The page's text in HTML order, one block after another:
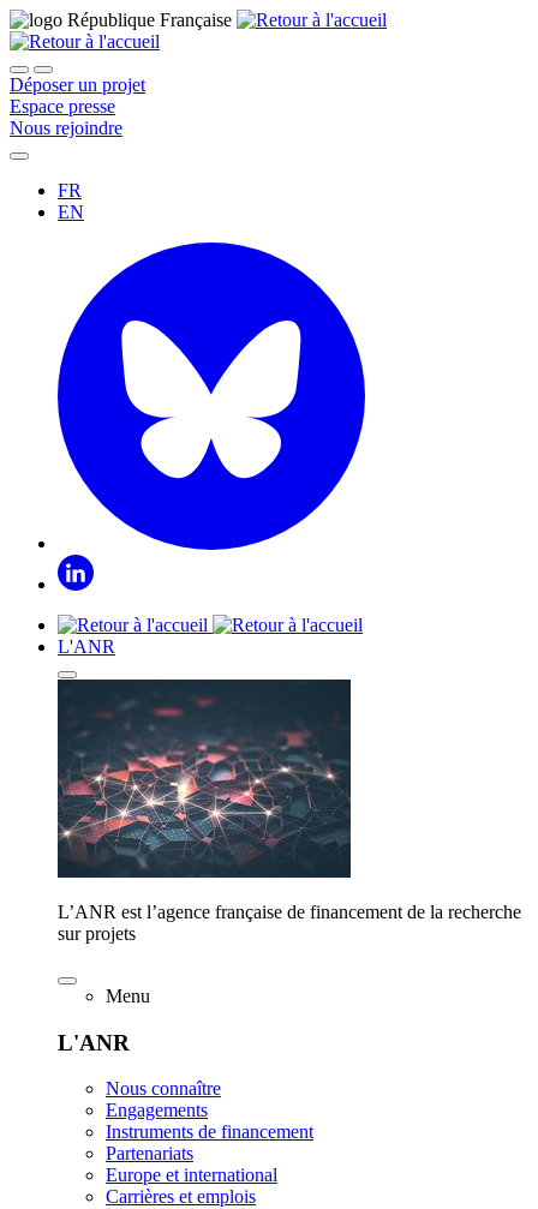
Déposer un projet
Espace presse
Nous rejoindre
FR
EN
L'ANR
L’ANR est l’agence française de financement de la recherche
sur projets
Menu
L'ANR
Nous connaître
Engagements
Instruments de financement
Partenariats
Europe et international
Carrières et emplois